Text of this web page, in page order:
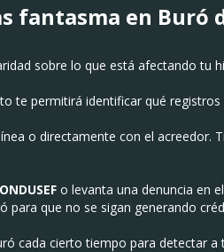
fantasma en Buró
sobre lo que está afectando tu
te permitirá identificar qué
o directamente con el acreedor.
o levanta una denuncia en
para que no se sigan generando
cada cierto tiempo para detectar